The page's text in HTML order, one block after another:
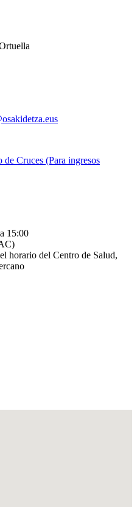
Cruces (Para ingresos
15:00
horario del Centro de Salud,